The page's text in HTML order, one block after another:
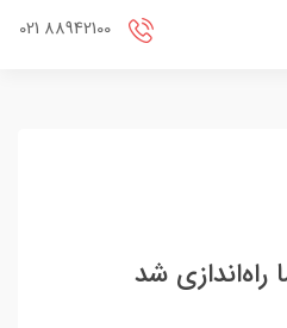
راه‌اندازی شد